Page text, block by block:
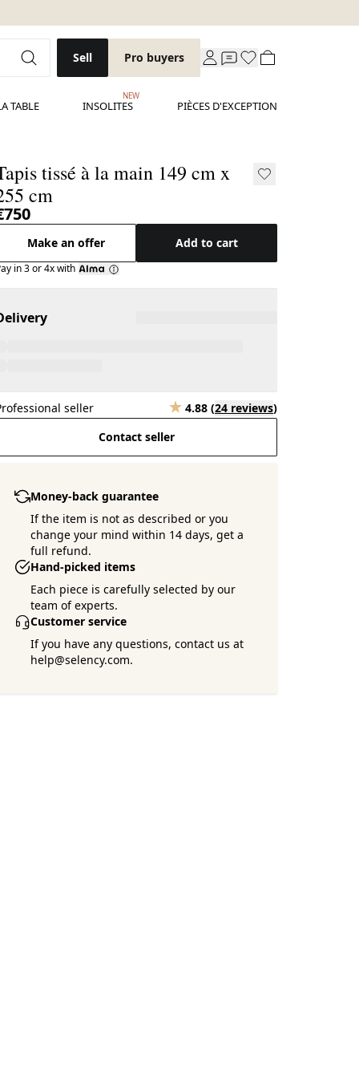
Sell Pro buyers
TABLE INSOLITES
NEW
PIÈCES D'EXCEPTION
tissé à la main 149 cm x
cm
Make an offer Add to cart
in 3 or 4x with
seller 4.88 (24 reviews)
Contact seller
Money-back guarantee
If the item is not as described or you
change your mind within 14 days, get a
full refund.
Hand-picked items
Each piece is carefully selected by our
team of experts.
Customer service
If you have any questions, contact us at
help@selency.com.